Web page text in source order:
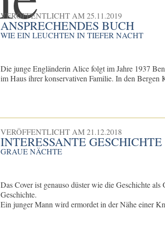
VERÖFFENTLICHT AM25.11.2019
ANSPRECHENDES BUCH
WIE EIN LEUCHTEN IN TIEFER NACHT
Die junge Engländerin Alice folgt im Jahre 1937
im Haus ihrer konservativen Familie. In den Bergen
VERÖFFENTLICHT AM21.12.2018
INTERESSANTE GESCHICHTE
GRAUE NÄCHTE
Das Cover ist genauso düster wie die Geschichte
Geschichte.
Ein junger Mann wird ermordet in der Nähe einer